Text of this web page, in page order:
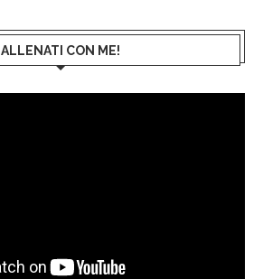
ALLENATI CON ME!